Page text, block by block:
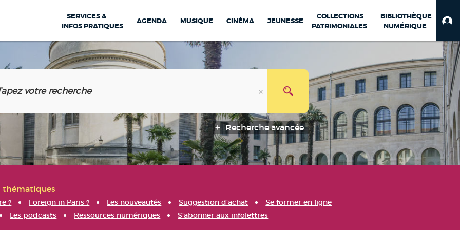
SERVICES &
INFOS PRATIQUES
AGENDA MUSIQUE CINÉMA JEUNESSE
COLLECTIONS
PATRIMONIALES
BIBLIOTHÈQUE
NUMÉRIQUE
Recherche avancée
thématiques
? Foreign in Paris ? Les nouveautés Suggestion d'achat
Se former en ligne
Les podcasts Ressources numériques S'abonner aux infolettres